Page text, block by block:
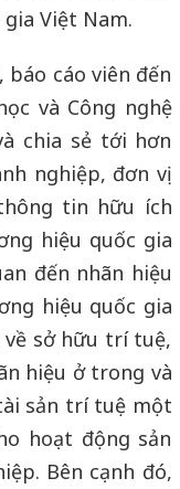
Việt Nam.
cáo viên đến
và Công nghệ
chia sẻ tới hơn
nghiệp, đơn vị
tin hữu ích
hiệu quốc gia
đến nhãn hiệu
hiệu quốc gia
về sở hữu trí tuệ,
hiệu ở trong và
sản trí tuệ một
hoạt động sản
Bên cạnh đó,